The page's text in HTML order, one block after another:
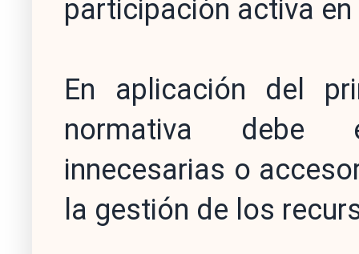
participación activa
En aplicación del
normativa debe
innecesarias o
la gestión de los